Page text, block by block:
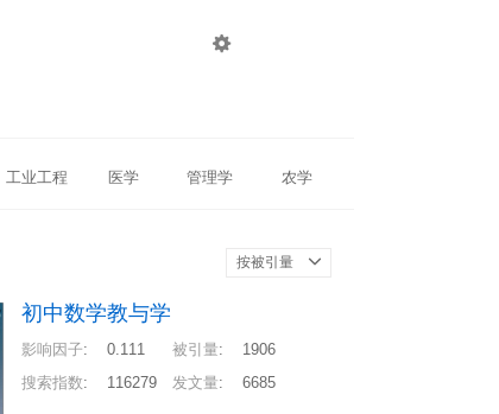

工业工程 医学 管理学 农学
按被引量
初中数学教与学
影响因子: 0.111 被引量:
1906
搜索指数: 116279 发文量: 6685